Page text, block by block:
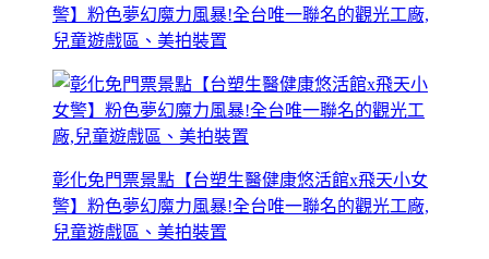
警】粉色夢幻魔力風暴!全台唯一聯名的觀光工廠,
兒童遊戲區、美拍裝置
彰化免門票景點【台塑生醫健康悠活館x飛天小女
警】粉色夢幻魔力風暴!全台唯一聯名的觀光工廠,
兒童遊戲區、美拍裝置